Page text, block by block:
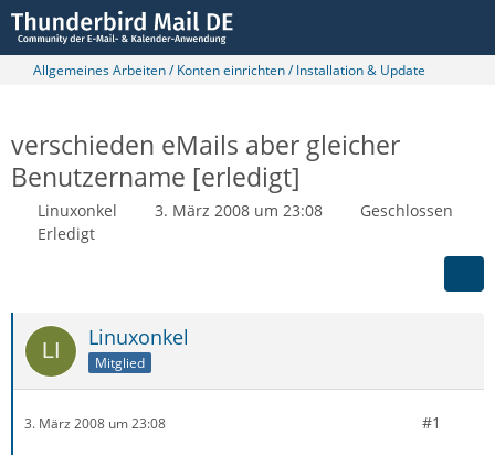
Allgemeines Arbeiten / Konten einrichten / Installation & Update
verschieden eMails aber gleicher
Benutzername [erledigt]
Linuxonkel 3. März 2008 um 23:08
Geschlossen
Erledigt
Linuxonkel
Mitglied
3. März 2008 um 23:08 #1